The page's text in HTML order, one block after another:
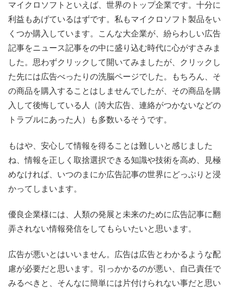
マイクロソフトといえば、世界のトップ企業です。十分に
利益もあげているはずです。私もマイクロソフト製品をい
くつか購入しています。こんな大企業が、紛らわしい広告
記事をニュース記事をの中に盛り込む時代に心がすさみま
した。思わずクリックして開いてみましたが、クリックし
た先には広告べったりの洗脳ページでした。もちろん、そ
の商品を購入することはしませんでしたが、その商品を購
入して後悔している人（誇大広告、連絡がつかないなどの
トラブルにあった人）も多数いるそうです。
もはや、安心して情報を得ることは難しいと感じました
ね、情報を正しく取捨選択できる知識や技術を高め、見極
めなければ、いつのまにか広告記事の世界にどっぷりと浸
かってしまいます。
優良企業様には、人類の発展と未来のために広告記事に翻
弄されない情報発信をしてもらいたいと思います。
広告が悪いとはいいません。広告は広告とわかるような配
慮が必要だと思います。引っかかるのが悪い、自己責任で
みるべきと、そんなに簡単には片付けられない事だと思い